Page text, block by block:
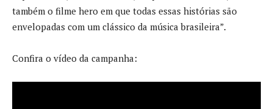
também o filme hero em que todas essas histórias são
envelopadas com um clássico da música brasileira”.
Confira o vídeo da campanha: